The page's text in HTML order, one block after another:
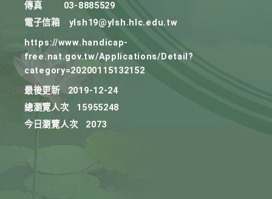
傳真
03-8885529
電子信箱
ylsh19@ylsh.hlc.edu.tw
https://www.handicap-
free.nat.gov.tw/Applications/Detail?
category=20200115132152
最後更新
2019-12-24
總瀏覽人次
15955248
今日瀏覽人次
2073